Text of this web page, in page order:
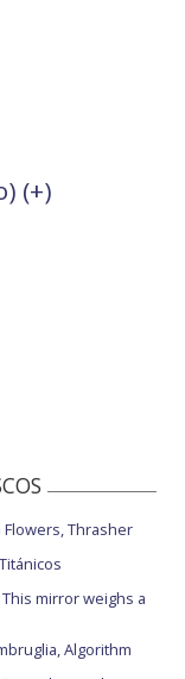
(+)
Thrasher
mirror weighs a
Algorithm